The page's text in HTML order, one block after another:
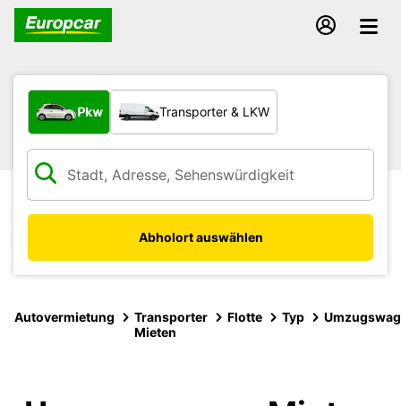
Welche Art von Fahrzeug?
Pkw Transporter & LKW
Abholort auswählen
Autovermietung
Transporter
Mieten
Flotte Typ